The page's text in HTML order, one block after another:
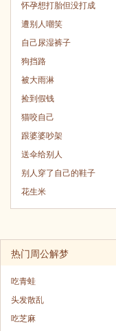
怀孕想打胎但没打成
遭别人嘲笑
自己尿湿裤子
狗挡路
被大雨淋
捡到假钱
猫咬自己
跟婆婆吵架
送伞给别人
别人穿了自己的鞋子
花生米
热门周公解梦
吃青蛙
头发散乱
吃芝麻